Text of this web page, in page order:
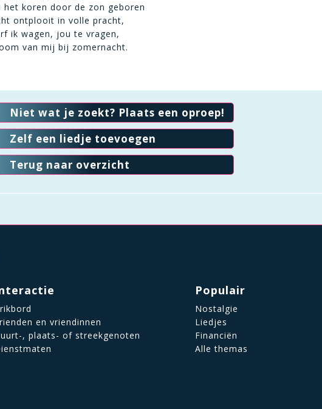
het koren door de zon geboren
ontplooit in volle pracht,
ik wagen, jou te vragen,
van mij bij zomernacht.
Niet wat je zoekt? Plaats een oproep!
Zelf een liedje toevoegen
Terug naar overzicht
en vriendinnen
, plaats- of streekgenoten
Populair
Nostalgie
Liedjes
Financiën
Alle themas